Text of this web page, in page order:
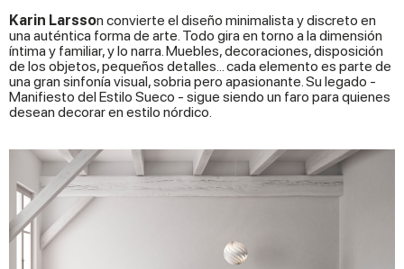
Karin Larsson convierte el diseño minimalista y discreto en
una auténtica forma de arte. Todo gira en torno a la dimensión
íntima y familiar, y lo narra. Muebles, decoraciones, disposición
de los objetos, pequeños detalles... cada elemento es parte de
una gran sinfonía visual, sobria pero apasionante. Su legado -
Manifiesto del Estilo Sueco - sigue siendo un faro para quienes
desean decorar en estilo nórdico.